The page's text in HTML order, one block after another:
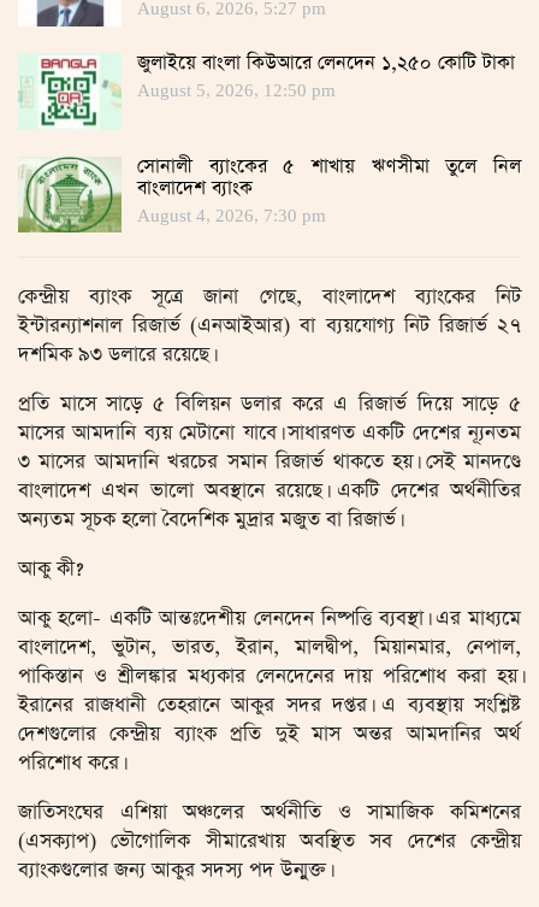
August 6, 2026, 5:27 pm
জুলাইয়ে বাংলা কিউআরে লেনদেন ১,২৫০ কোটি টাকা
August 5, 2026, 12:50 pm
সোনালী ব্যাংকের ৫ শাখায় ঋণসীমা তুলে নিল
বাংলাদেশ ব্যাংক
August 4, 2026, 7:30 pm
কেন্দ্রীয় ব্যাংক সূত্রে জানা গেছে, বাংলাদেশ ব্যাংকের নিট
ইন্টারন্যাশনাল রিজার্ভ (এনআইআর) বা ব্যয়যোগ্য নিট রিজার্ভ ২৭
দশমিক ৯৩ ডলারে রয়েছে।
প্রতি মাসে সাড়ে ৫ বিলিয়ন ডলার করে এ রিজার্ভ দিয়ে সাড়ে ৫
মাসের আমদানি ব্যয় মেটানো যাবে। সাধারণত একটি দেশের ন্যূনতম
৩ মাসের আমদানি খরচের সমান রিজার্ভ থাকতে হয়। সেই মানদণ্ডে
বাংলাদেশ এখন ভালো অবস্থানে রয়েছে। একটি দেশের অর্থনীতির
অন্যতম সূচক হলো বৈদেশিক মুদ্রার মজুত বা রিজার্ভ।
আকু কী?
আকু হলো- একটি আন্তঃদেশীয় লেনদেন নিষ্পত্তি ব্যবস্থা। এর মাধ্যমে
বাংলাদেশ, ভুটান, ভারত, ইরান, মালদ্বীপ, মিয়ানমার, নেপাল,
পাকিস্তান ও শ্রীলঙ্কার মধ্যকার লেনদেনের দায় পরিশোধ করা হয়।
ইরানের রাজধানী তেহরানে আকুর সদর দপ্তর। এ ব্যবস্থায় সংশ্লিষ্ট
দেশগুলোর কেন্দ্রীয় ব্যাংক প্রতি দুই মাস অন্তর আমদানির অর্থ
পরিশোধ করে।
জাতিসংঘের এশিয়া অঞ্চলের অর্থনীতি ও সামাজিক কমিশনের
(এসক্যাপ) ভৌগোলিক সীমারেখায় অবস্থিত সব দেশের কেন্দ্রীয়
ব্যাংকগুলোর জন্য আকুর সদস্য পদ উন্মুক্ত।